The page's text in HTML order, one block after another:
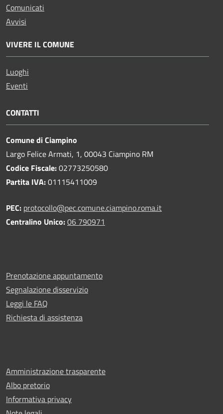
Comunicati
Avvisi
VIVERE IL COMUNE
Luoghi
Eventi
CONTATTI
Comune di Ciampino
Largo Felice Armati, 1, 00043 Ciampino RM
Codice Fiscale:02773250580
Partita IVA:01115411009
PEC: protocollo@pec.comune.ciampino.roma.it
Centralino Unico:06 790971
Prenotazione appuntamento
Segnalazione disservizio
Leggi le FAQ
Richiesta di assistenza
Amministrazione trasparente
Albo pretorio
Informativa privacy